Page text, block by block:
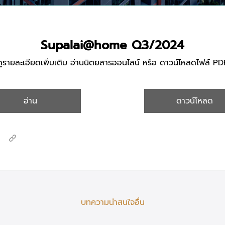
Supalai@home Q3/2024
ายละเอียดเพิ่มเติม อ่านนิตยสารออนไลน์ หรือ ดาวน์โหลดไฟล์
อ่าน ดาวน์โหลด
บทความน่าสนใจอื่น